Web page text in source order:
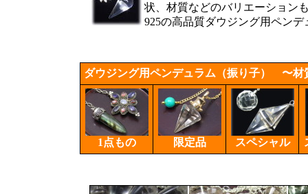
状、材質などのバリエーション
925の高品質ダウジング用ペン
ダウジング用ペンデュラム（振り子） 〜材
1点もの 限定品 スペシャル